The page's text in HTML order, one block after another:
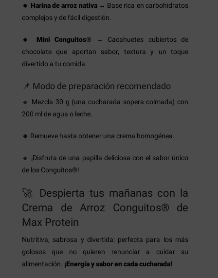
🔹 Harina de arroz nativa→ Base rica en carbohidratos
complejos y de fácil digestión.
🔹 Mini Conguitos® → Cacahuetes cubiertos de
chocolate que aportan sabor, textura y un toque
divertido a tu comida.
📌 Modo de preparación recomendado
🔹 Mezcla 30 g (una cucharada sopera colmada) con
200 ml de agua o leche.
🔹 Remueve hasta obtener una crema homogénea.
🔹 ¡Disfruta de una papilla deliciosa con el sabor único
de los Conguitos®!
🚀 Despierta tus mañanas con la
Crema de Arroz Conguitos® de
Max Protein
Nutritiva, sabrosa y divertida: perfecta para los más
golosos que no quieren renunciar a cuidar su
alimentación. ¡Energía y sabor en cada cucharada!